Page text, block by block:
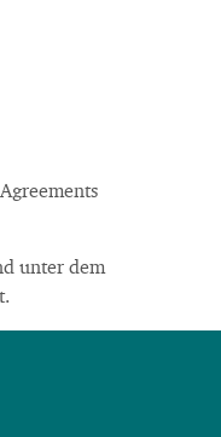
unter dem